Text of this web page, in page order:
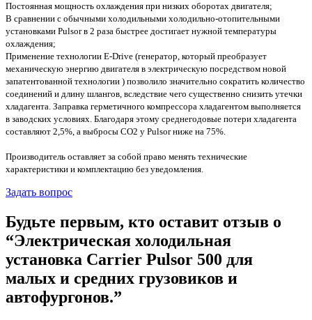
Постоянная мощность охлаждения при низких оборотах двигателя;
В сравнении с обычными холодильными холодильно-отопительными
установками Pulsor в 2 раза быстрее достигает нужной температуры
охлаждения;
Применение технологии E-Drive (генератор, который преобразует
механическую энергию двигателя в электрическую посредством новой
запатентованной технологии ) позволило значительно сократить количество
соединений и длину шлангов, вследствие чего существенно снизить утечки
хладагента. Заправка герметичного компрессора хладагентом выполняется
в заводских условиях. Благодаря этому среднегодовые потери хладагента
составляют 2,5%, а выбросы CO2 у Pulsor ниже на 75%.
Производитель оставляет за собой право менять технические
характеристики и комплектацию без уведомления.
Задать вопрос
Будьте первым, кто оставит отзыв о
“Электрическая холодильная
установка Cаrrier Pulsor 500 для
малых и средних грузовиков и
автофургонов.”